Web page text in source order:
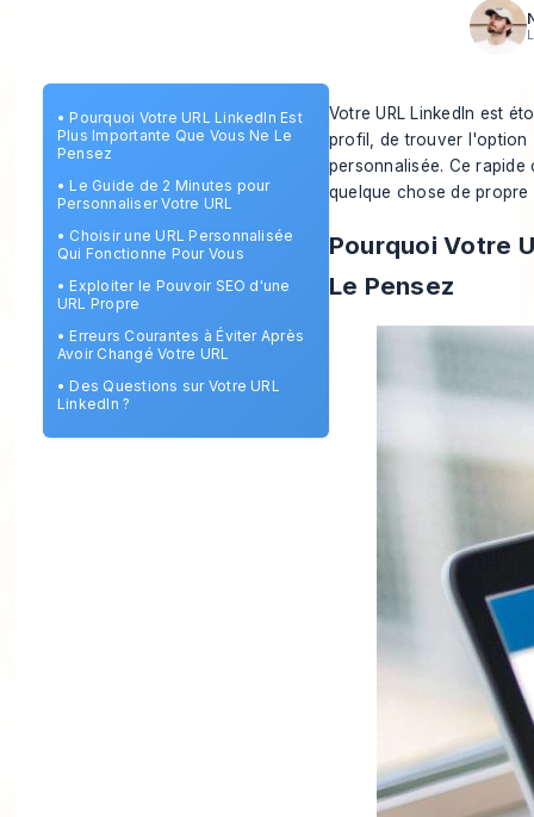
• Pourquoi Votre URL LinkedIn Est
Plus Importante Que Vous Ne Le
Pensez
• Le Guide de 2 Minutes pour
Personnaliser Votre URL
• Choisir une URL Personnalisée
Qui Fonctionne Pour Vous
• Exploiter le Pouvoir SEO d'une
URL Propre
• Erreurs Courantes à Éviter Après
Avoir Changé Votre URL
• Des Questions sur Votre URL
LinkedIn ?
Votre URL LinkedIn est
profil, de trouver l'option
personnalisée. Ce
quelque chose de
Pourquoi Votre
Le Pensez